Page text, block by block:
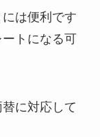
は便利です
トになる可
に対応して